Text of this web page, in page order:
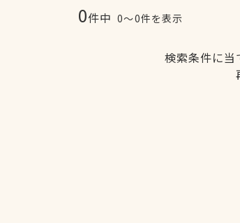
0件中 0〜0件を表示
検索条件に当